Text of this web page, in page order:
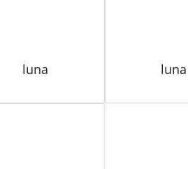
luna luna